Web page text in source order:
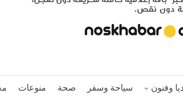
وفنون سياحة وسفر صحة منوعات